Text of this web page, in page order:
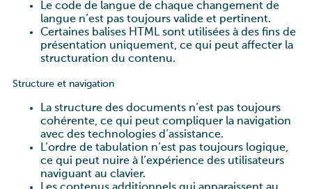
Le code de langue de chaque changement de
langue n’est pas toujours valide et pertinent.
Certaines balises HTML sont utilisées à des fins de
présentation uniquement, ce qui peut affecter la
structuration du contenu.
Structure et navigation
La structure des documents n’est pas toujours
cohérente, ce qui peut compliquer la navigation
avec des technologies d’assistance.
L’ordre de tabulation n’est pas toujours logique,
ce qui peut nuire à l’expérience des utilisateurs
naviguant au clavier.